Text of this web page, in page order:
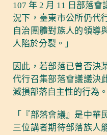
107 年 2 月 11 日部落
況下，臺東市公所仍代
自治團體對族人的領導
人陷於分裂。」
因此，若部落已曾否決
代行召集部落會議議決
減損部落自主性的行為。
「『部落會議』是中華
三位講者期待部落族人